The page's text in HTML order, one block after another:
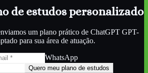
de estudos personalizado
um plano prático de ChatGPT GPT-
para sua área de atuação.
WhatsApp
Quero meu plano de estudos